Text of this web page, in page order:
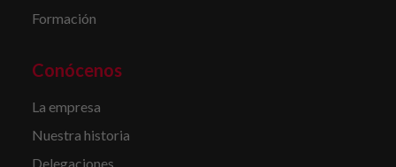
Formación
Conócenos
La empresa
Nuestra historia
Delegaciones